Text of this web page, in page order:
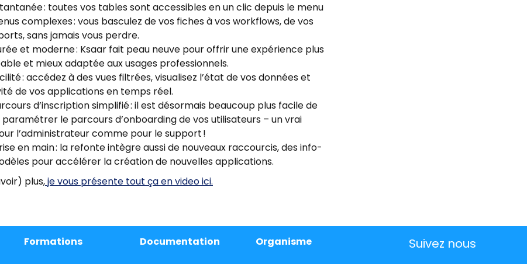
: toutes vos tables sont accessibles en un clic depuis le menu
complexes : vous basculez de vos fiches à vos workflows, de vos
sans jamais vous perdre.
et moderne : Ksaar fait peau neuve pour offrir une expérience plus
et mieux adaptée aux usages professionnels.
: accédez à des vues filtrées, visualisez l’état de vos données et
de vos applications en temps réel.
d’inscription simplifié : il est désormais beaucoup plus facile de
le parcours d’onboarding de vos utilisateurs – un vrai
l’administrateur comme pour le support !
en main : la refonte intègre aussi de nouveaux raccourcis, des info-
pour accélérer la création de nouvelles applications.
plus,je vous présente tout ça en video ici.
Formations Documentation Organisme Suivez nous